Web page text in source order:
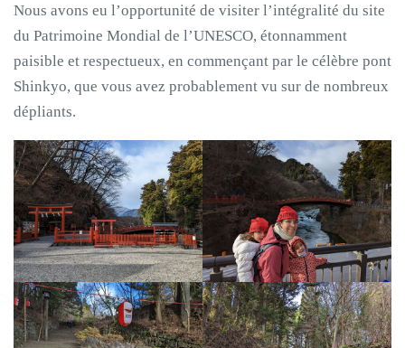
Nous avons eu l’opportunité de visiter l’intégralité du site
du Patrimoine Mondial de l’UNESCO, étonnamment
paisible et respectueux, en commençant par le célèbre pont
Shinkyo, que vous avez probablement vu sur de nombreux
dépliants.